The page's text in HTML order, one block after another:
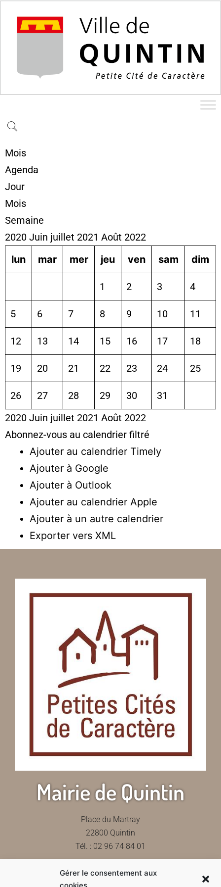
Gérer le consentement aux
Mois
Agenda
Jour
Mois
Semaine
2020 Juin juillet 2021 Août 2022
lun
mar mer jeu ven sam dim
1 2 3 4
5 6 7 8 9 10 11
12 13 14 15 16 17 18
19 20 21 22 23 24 25
26 27 28 29 30
31
2020 Juin juillet 2021 Août 2022
Abonnez-vous au calendrier filtré
Ajouter au calendrier Timely
Ajouter à Google
Ajouter à Outlook
Ajouter au calendrier Apple
Ajouter à un autre calendrier
Exporter vers XML
Mairie de Quintin
Place du Martray
22800 Quintin
Tél. : 02 96 74 84 01
Contactez-nous